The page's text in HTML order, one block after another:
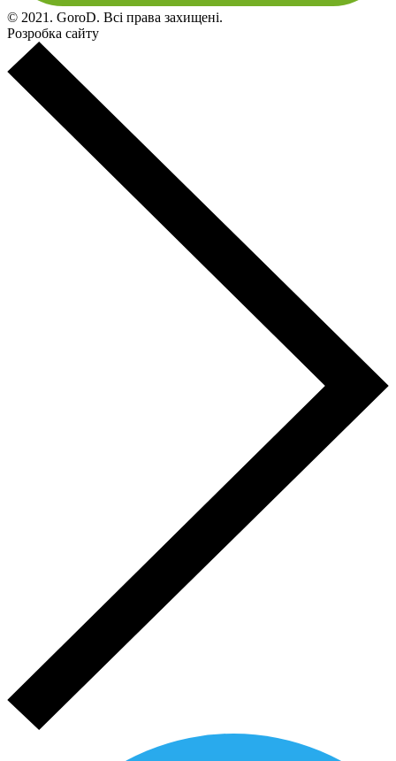
© 2021. GoroD. Всі права захищені.
Розробка сайту